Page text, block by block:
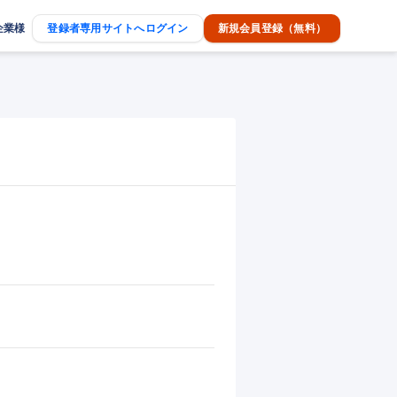
業様 登録者専用サイトへログイン 新規会員登録（無料）